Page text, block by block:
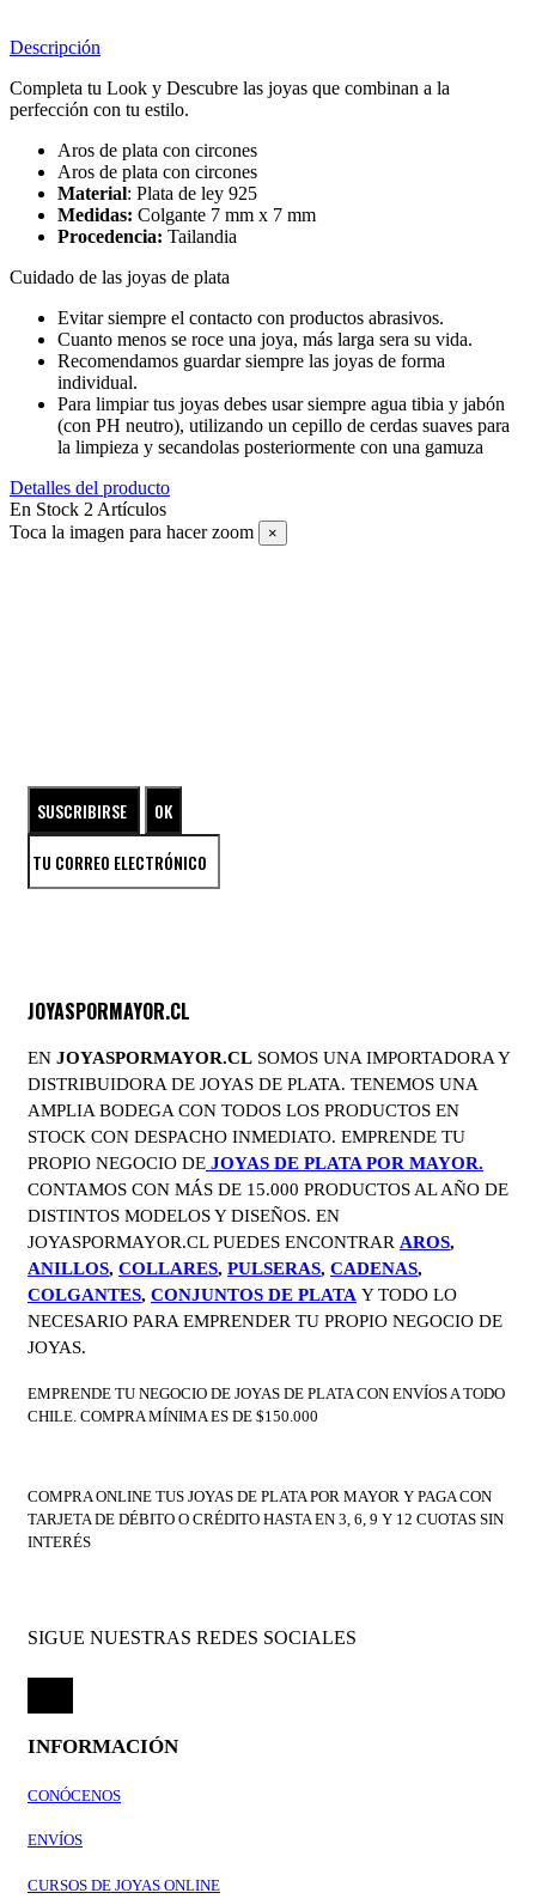
Descripción
Completa tu Look y Descubre las joyas que combinan a la
perfección con tu estilo.
Aros de plata con circones
Aros de plata con circones
Material: Plata de ley 925
Medidas: Colgante 7 mm x 7 mm
Procedencia: Tailandia
Cuidado de las joyas de plata
Evitar siempre el contacto con productos abrasivos.
Cuanto menos se roce una joya, más larga sera su vida.
Recomendamos guardar siempre las joyas de forma
individual.
Para limpiar tus joyas debes usar siempre agua tibia y jabón
(con PH neutro), utilizando un cepillo de cerdas suaves para
la limpieza y secandolas posteriormente con una gamuza
Detalles del producto
En Stock 2 Artículos
Toca la imagen para hacer zoom
×
JOYASPORMAYOR.CL
EN JOYASPORMAYOR.CL SOMOS UNA IMPORTADORA Y
DISTRIBUIDORA DE JOYAS DE PLATA. TENEMOS UNA
AMPLIA BODEGA CON TODOS LOS PRODUCTOS EN
STOCK CON DESPACHO INMEDIATO. EMPRENDE TU
PROPIO NEGOCIO DE JOYAS DE PLATA POR MAYOR.
CONTAMOS CON MÁS DE 15.000 PRODUCTOS AL AÑO DE
DISTINTOS MODELOS Y DISEÑOS. EN
JOYASPORMAYOR.CL PUEDES ENCONTRAR AROS,
ANILLOS, COLLARES, PULSERAS, CADENAS,
COLGANTES, CONJUNTOS DE PLATA Y TODO LO
NECESARIO PARA EMPRENDER TU PROPIO NEGOCIO DE
JOYAS.
EMPRENDE TU NEGOCIO DE JOYAS DE PLATA CON ENVÍOS A TODO
CHILE. COMPRA MÍNIMA ES DE $150.000
COMPRA ONLINE TUS JOYAS DE PLATA POR MAYOR Y PAGA CON
TARJETA DE DÉBITO O CRÉDITO HASTA EN 3, 6, 9 Y 12 CUOTAS SIN
INTERÉS
SIGUE NUESTRAS REDES SOCIALES
INFORMACIÓN
CONÓCENOS
ENVÍOS
CURSOS DE JOYAS ONLINE